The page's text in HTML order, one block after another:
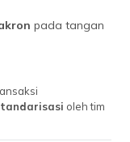
pada tangan
oleh tim